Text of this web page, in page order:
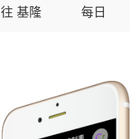
往 基隆 每日
往 潮州